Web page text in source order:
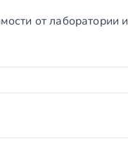
от лаборатории и